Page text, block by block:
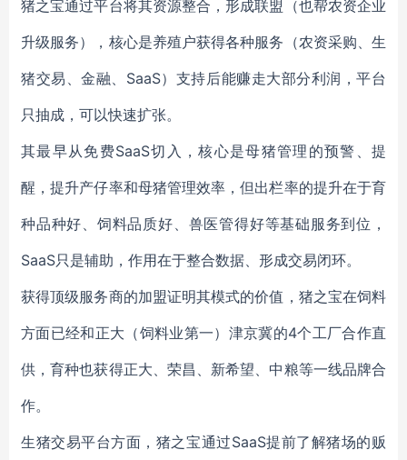
猪之宝通过平台将其资源整合，形成联盟（也帮农资企业
升级服务），核心是养殖户获得各种服务（农资采购、生
猪交易、金融、SaaS）支持后能赚走大部分利润，平台
只抽成，可以快速扩张。
其最早从免费SaaS切入，核心是母猪管理的预警、提
醒，提升产仔率和母猪管理效率，但出栏率的提升在于育
种品种好、饲料品质好、兽医管得好等基础服务到位，
SaaS只是辅助，作用在于整合数据、形成交易闭环。
获得顶级服务商的加盟证明其模式的价值，猪之宝在饲料
方面已经和正大（饲料业第一）津京冀的4个工厂合作直
供，育种也获得正大、荣昌、新希望、中粮等一线品牌合
作。
生猪交易平台方面，猪之宝通过SaaS提前了解猪场的贩